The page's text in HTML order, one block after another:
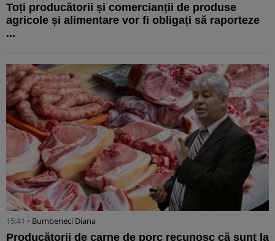
Toți producătorii și comercianții de produse
agricole și alimentare vor fi obligați să raporteze
...
15:41 • Bumbeneci Diana
Producătorii de carne de porc recunosc că sunt la